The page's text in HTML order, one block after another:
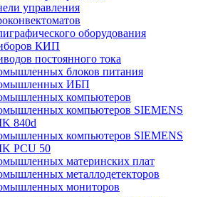
управления
оборудования
КИП
постоянного тока
блоков питания
ИБП
компьютеров
компьютеров SIEMENS
840d
компьютеров SIEMENS
PCU 50
материнских плат
металлодетекторов
мониторов